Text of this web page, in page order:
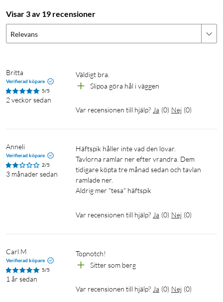
Visar 3 av 19 recensioner
Relevans
Britta
Verifierad köpare
5/5
2 veckor sedan
Väldigt bra.
Slipoa göra hål i väggen
Var recensionen till hjälp? Ja (0) Nej (0)
Anneli
Verifierad köpare
2/5
3 månader sedan
Häftspik håller inte vad den lovar.
Tavlorna ramlar ner efter vrandra. Dem
tidigare köpta tre månad sedan och tavlan
ramlade ner.
Aldrig mer "tesa" häftspik
Var recensionen till hjälp? Ja (0) Nej (0)
Carl M
Verifierad köpare
5/5
1 år sedan
Topnotch!
Sitter som berg
Var recensionen till hjälp? Ja (0) Nej (0)